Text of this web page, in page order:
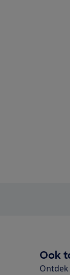
Ook